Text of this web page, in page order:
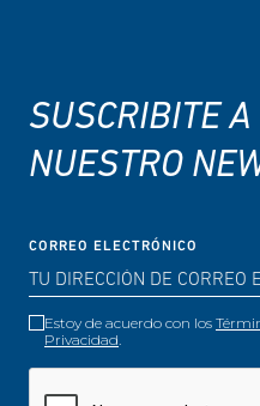
SUSCRIBITE A
NUESTRO
CORREO ELECTRÓNICO
Estoy de acuerdo con los
Privacidad.